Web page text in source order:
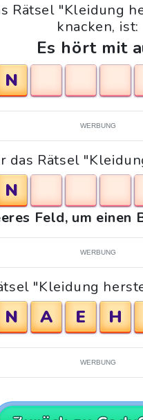
Rätsel "Kleidung
knacken, ist:
Es hört mit
N
WERBUNG
das Rätsel
N
Feld, um einen
WERBUNG
"Kleidung
N A E H
WERBUNG